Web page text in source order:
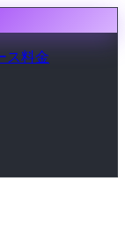
ス料金